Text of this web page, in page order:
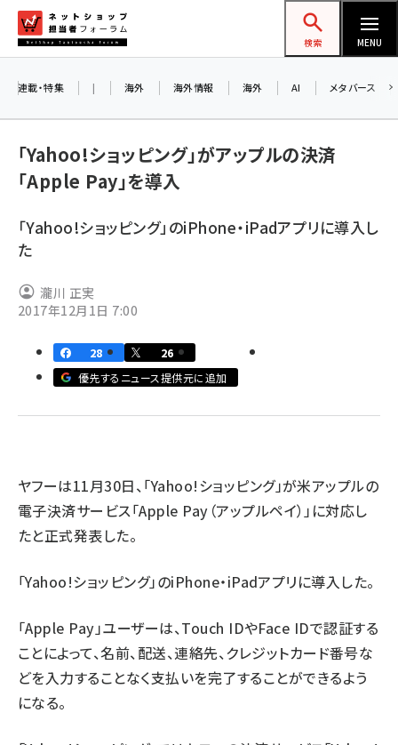
ン
ネットショップ担当者フォーラム
検索 MENU
yahoo (1906)
ecbeing (1210)
base (1081)
連載・特集 | 海外 海外情報 海外 AI メタバース
「Yahoo!ショッピング」がアップルの決済
「Apple Pay」を導入
「Yahoo!ショッピング」のiPhone・iPadアプリに導入し
た
瀧川 正実
2017年12月1日 7:00
28
26
優先するニュース提供元に追加
ヤフーは11月30日、「Yahoo!ショッピング」が米アップルの
電子決済サービス「Apple Pay（アップルペイ）」に対応し
たと正式発表した。
「Yahoo!ショッピング」のiPhone・iPadアプリに導入した。
「Apple Pay」ユーザーは、Touch IDやFace IDで認証する
ことによって、名前、配送、連絡先、クレジットカード番号な
どを入力することなく支払いを完了することができるよう
になる。
お知ら
AIが
8/26
参加